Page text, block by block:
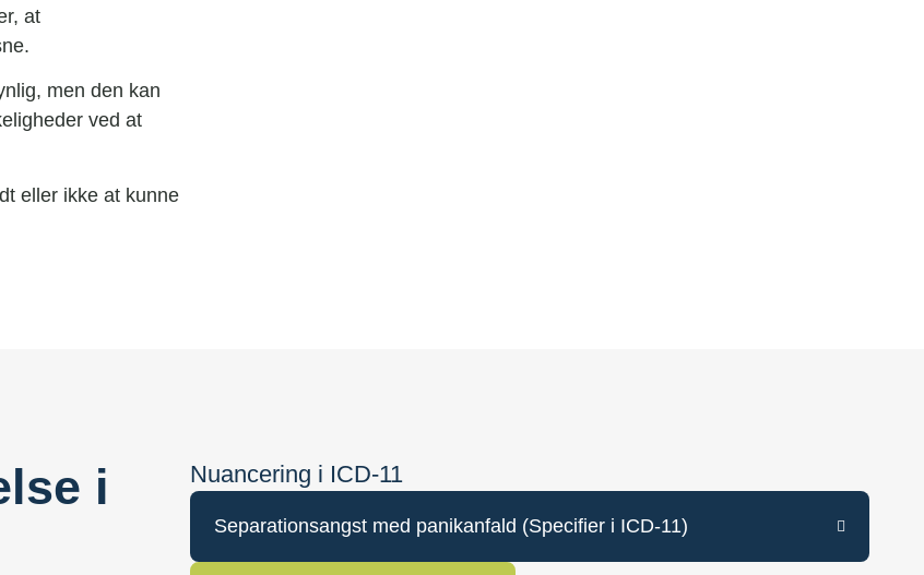
at
men den kan
ved at
eller ikke at kunne
Nuancering i ICD-11
Separationsangst med panikanfald (Specifier i ICD-11)
i